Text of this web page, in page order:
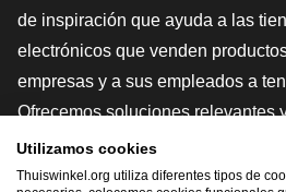
de inspiración que ayuda a las
electrónicos que venden
empresas y a sus empleados a
Ofrecemos soluciones relevantes
sellos de confianza, Thuiswinkel
asesoramiento jurídico, defensa,
Utilizamos cookies
Thuiswinkel.org utiliza diferentes tipos de